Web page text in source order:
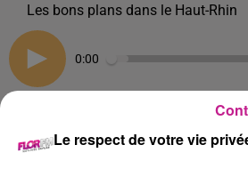
Les bons plans dans le Haut-Rhin
0:00
22 novembre 2024 - 2 min 50 sec
Le respect de votre vie